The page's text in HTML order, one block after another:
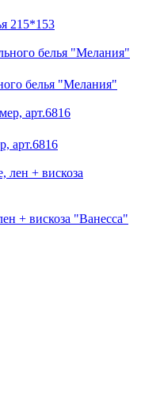
215*153
белья "Мелания"
арт.6816
+ вискоза "Ванесса"